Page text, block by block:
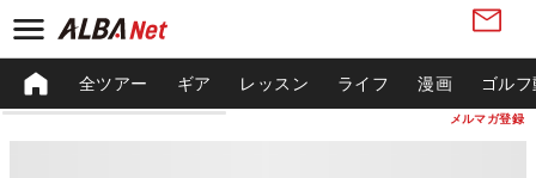
メルマガ登録
全ツアー ギア レッスン ライフ 漫画 ゴル